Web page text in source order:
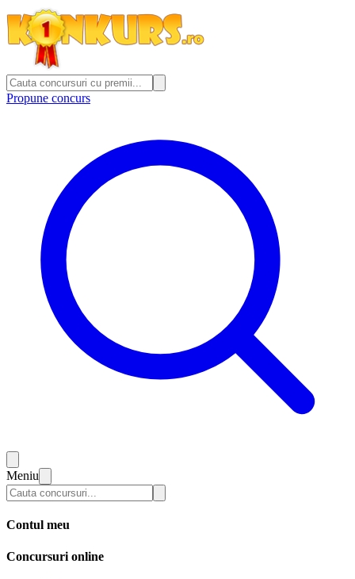
Propune concurs
Meniu
Contul meu
Concursuri online